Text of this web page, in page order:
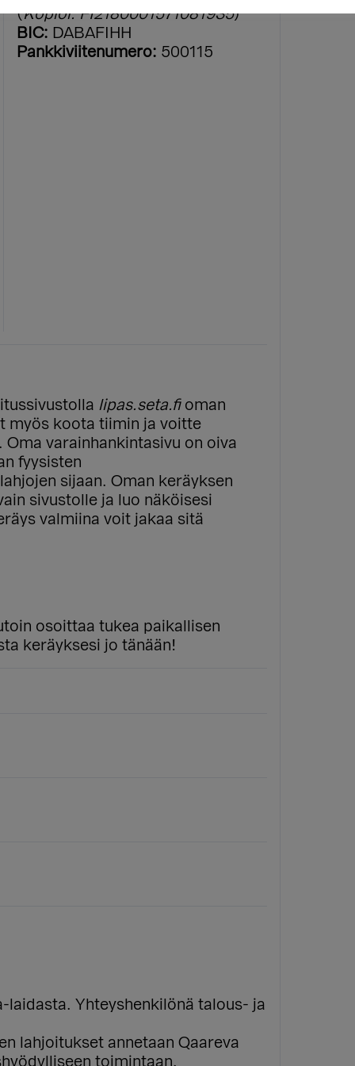
(Kopioi: FI2180001571081935)
BIC: DABAFIHH
Pankkiviitenumero: 500115
lipas.seta.fioman
myös koota tiimin ja voitte
varainhankintasivu on oiva
fyysisten
sijaan. Oman keräyksen
sivustolle ja luo näköisesi
valmiina voit jakaa sitä
osoittaa tukea paikallisen
keräyksesi jo tänään!
laidasta. Yhteyshenkilönä talous- ja
lahjoitukset annetaan Qaareva
toimintaan.